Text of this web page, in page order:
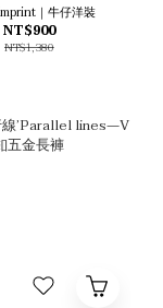
｜牛仔洋裝
NT$900
NT$1,380